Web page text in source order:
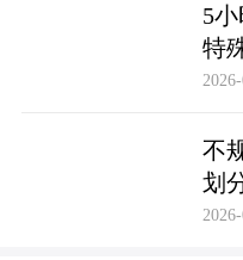
5
特
解
不
划
争